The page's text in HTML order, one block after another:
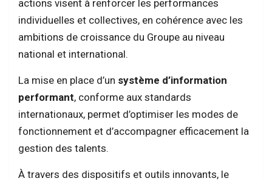
actions visent à renforcer les performances
individuelles et collectives, en cohérence avec les
ambitions de croissance du Groupe au niveau
national et international.
La mise en place d’un système d’information
performant, conforme aux standards
internationaux, permet d’optimiser les modes de
fonctionnement et d’accompagner efficacement la
gestion des talents.
À travers des dispositifs et outils innovants, le